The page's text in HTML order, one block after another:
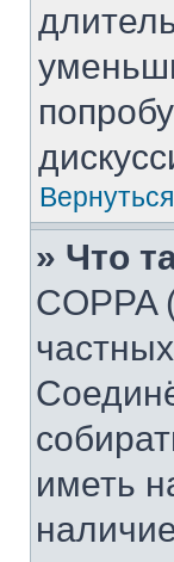
» Что
COPPA
иметь